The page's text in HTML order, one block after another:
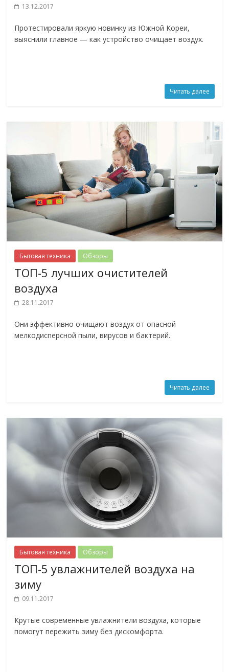
13.12.2017
Протестировали яркую новинку из Южной Кореи,
выяснили главное — как устройство очищает воздух.
Читать далее
Бытовая техника Обзоры
ТОП-5 лучших очистителей
воздуха
28.11.2017
Они эффективно очищают воздух от опасной
мелкодисперсной пыли, вирусов и бактерий.
Читать далее
Бытовая техника Обзоры
ТОП-5 увлажнителей воздуха на
зиму
09.11.2017
Крутые современные увлажнители воздуха, которые
помогут пережить зиму без дискомфорта.